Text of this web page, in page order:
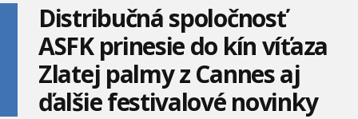
Distribučná spoločnosť
ASFK prinesie do kín víťaza
Zlatej palmy z Cannes aj
ďalšie festivalové novinky